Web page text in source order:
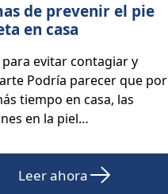
de prevenir el pie
en casa
para evitar contagiar y
Podría parecer que por
tiempo en casa, las
en la piel…
Leer ahora